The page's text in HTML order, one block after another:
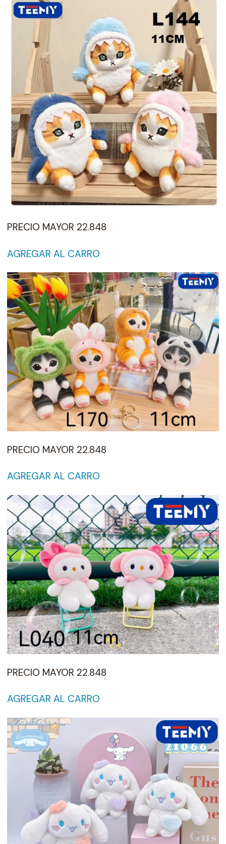
PRECIO MAYOR 22.848
AGREGAR AL CARRO
PRECIO MAYOR 22.848
AGREGAR AL CARRO
PRECIO MAYOR 22.848
AGREGAR AL CARRO